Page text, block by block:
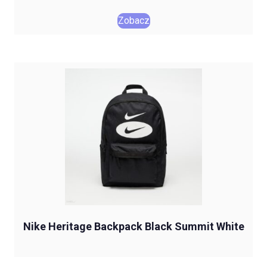
Zobacz
Nike Heritage Backpack Black Summit White